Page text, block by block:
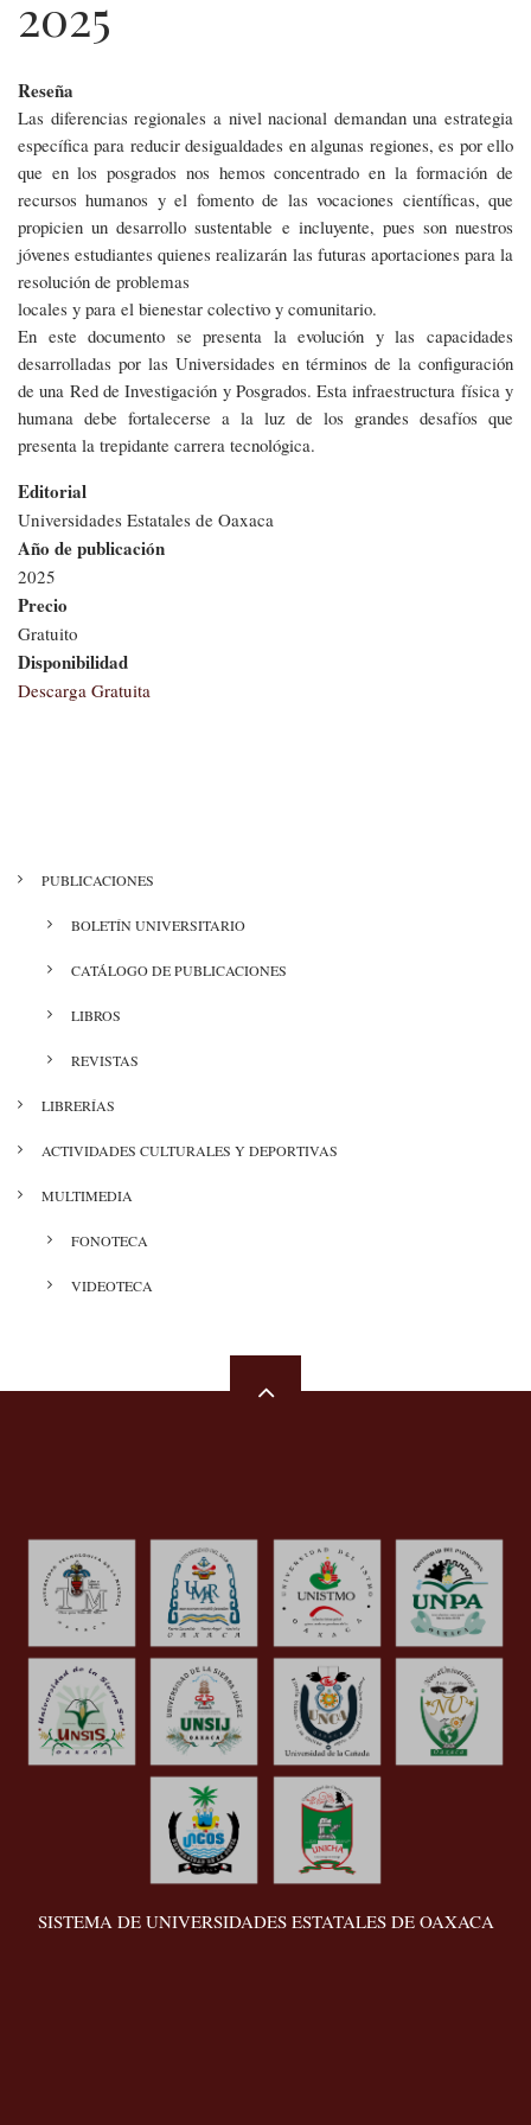
2025
Agenda
de
Investigación
SUNEO
2025
Reseña
Las diferencias regionales a nivel nacional demandan una estrategia
específica para reducir desigualdades en algunas regiones, es por ello
que en los posgrados nos hemos concentrado en la formación de
recursos humanos y el fomento de las vocaciones científicas, que
propicien un desarrollo sustentable e incluyente, pues son nuestros
jóvenes estudiantes quienes realizarán las futuras aportaciones para la
resolución de problemas
locales y para el bienestar colectivo y comunitario.
En este documento se presenta la evolución y las capacidades
desarrolladas por las Universidades en términos de la configuración
de una Red de Investigación y Posgrados. Esta infraestructura física y
humana debe fortalecerse a la luz de los grandes desafíos que
presenta la trepidante carrera tecnológica.
Editorial
Universidades Estatales de Oaxaca
Año de publicación
2025
Precio
Gratuito
Disponibilidad
Descarga Gratuita
MENÚ
PUBLICACIONES
BOLETÍN UNIVERSITARIO
CATÁLOGO DE PUBLICACIONES
LIBROS
REVISTAS
LIBRERÍAS
ACTIVIDADES CULTURALES Y DEPORTIVAS
MULTIMEDIA
FONOTECA
VIDEOTECA
SISTEMA DE UNIVERSIDADES ESTATALES DE OAXACA